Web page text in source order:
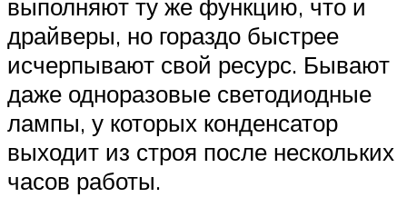
выполняют ту же функцию, что и
драйверы, но гораздо быстрее
исчерпывают свой ресурс. Бывают
даже одноразовые светодиодные
лампы, у которых конденсатор
выходит из строя после нескольких
часов работы.